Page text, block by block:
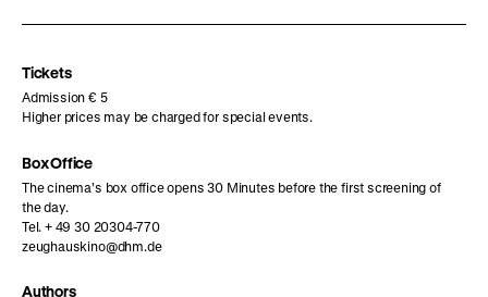
Tickets
Admission € 5
Higher prices may be charged for special events.
Box Office
The cinema’s box office opens 30 Minutes before the first screening of
the day.
Tel. + 49 30 20304-770
zeughauskino@dhm.de
Authors